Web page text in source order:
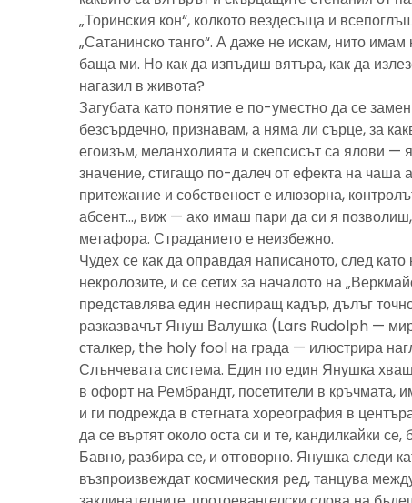
„Торинския кон“, колкото вездесъща и
„Сатанинско танго“. А даже не искам, нито имам
баща ми. Но как да изпъдиш вятъра, как да
нагазил в живота?
Загубата като понятие е по-уместно да се
безсърдечно, признавам, а няма ли сърце, за
егоизъм, меланхолията и скепсисът са ялови —
значение, стигащо по-далеч от ефекта на чаша
притежание и собственост е илюзорна,
абсент…, виж — ако имаш пари да си я
метафора. Страданието е неизбежно.
Чудех се как да оправдая написаното, след като
некролозите, и се сетих за началото на
представлява един неспиращ кадър, дълъг
разказвачът Януш Валушка (Lars Rudolph —
сталкер, the holy fool на града — илюстрира
Слънчевата система. Един по един Янушка
в офорт на Рембрандт, посетители в кръчмата,
и ги подрежда в стегната хореография в
да се въртят около оста си и те, кандилкайки се,
Бавно, разбира се, и отговорно. Янушка следи
възпроизвеждат космическия ред, танцува